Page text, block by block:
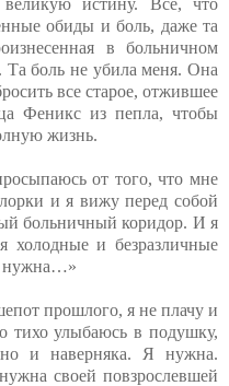
обиды и боль, даже та
в больничном
Та боль не убила меня. Она
все старое, отжившее
Феникс из пепла, чтобы
жизнь.
от того, что мне
и я вижу перед собой
больничный коридор. И я
холодные и безразличные
нужна…»
прошлого, я не плачу и
тихо улыбаюсь в подушку,
и наверняка. Я нужна.
своей повзрослевшей